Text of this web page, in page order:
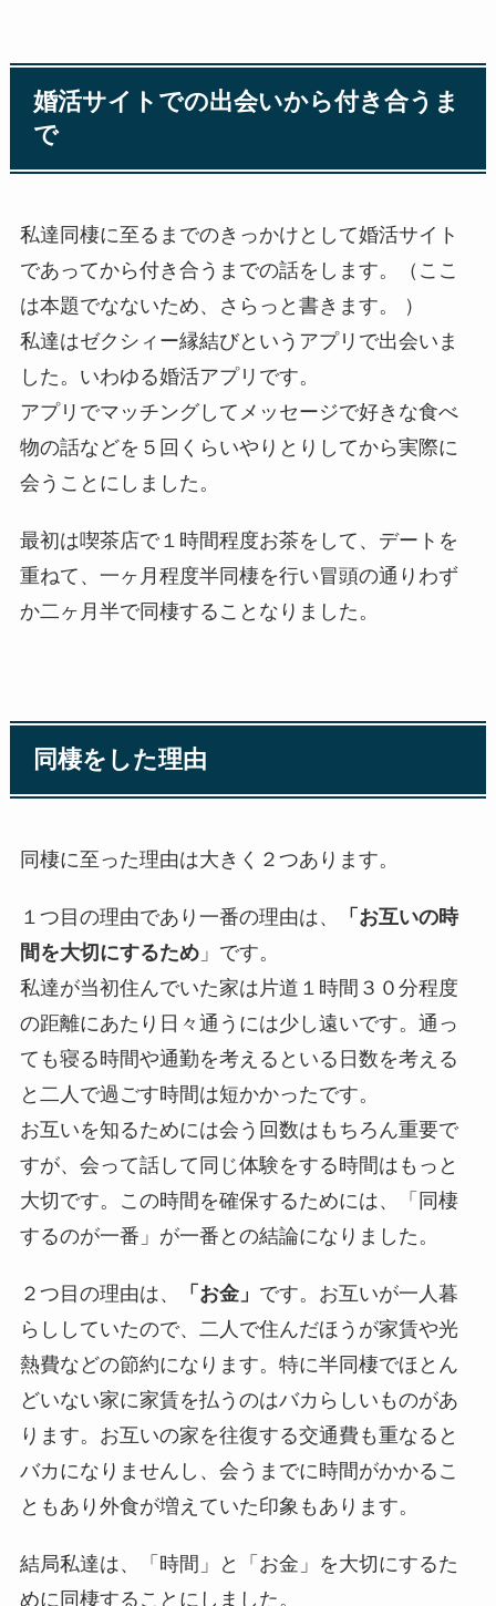
婚活サイトでの出会いから付き合うま
で
私達同棲に至るまでのきっかけとして婚活サイト
であってから付き合うまでの話をします。（ここ
は本題でなないため、さらっと書きます。 ）
私達はゼクシィー縁結びというアプリで出会いま
した。いわゆる婚活アプリです。
アプリでマッチングしてメッセージで好きな食べ
物の話などを５回くらいやりとりしてから実際に
会うことにしました。
最初は喫茶店で１時間程度お茶をして、デートを
重ねて、一ヶ月程度半同棲を行い冒頭の通りわず
か二ヶ月半で同棲することなりました。
同棲をした理由
同棲に至った理由は大きく２つあります。
１つ目の理由であり一番の理由は、
「お互いの時
間を大切にするため」です。
私達が当初住んでいた家は片道１時間３０分程度
の距離にあたり日々通うには少し遠いです。通っ
ても寝る時間や通勤を考えるといる日数を考える
と二人で過ごす時間は短かかったです。
お互いを知るためには会う回数はもちろん重要で
すが、会って話して同じ体験をする時間はもっと
大切です。この時間を確保するためには、「同棲
するのが一番」が一番との結論になりました。
２つ目の理由は、 「お金」 です。お互いが一人暮
らししていたので、二人で住んだほうが家賃や光
熱費などの節約になります。特に半同棲でほとん
どいない家に家賃を払うのはバカらしいものがあ
ります。お互いの家を往復する交通費も重なると
バカになりませんし、会うまでに時間がかかるこ
ともあり外食が増えていた印象もあります。
結局私達は、「時間」と「お金」を大切にするた
めに同棲することにしました。